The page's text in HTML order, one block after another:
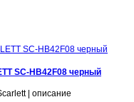
SC-HB42F08 черный
| описание